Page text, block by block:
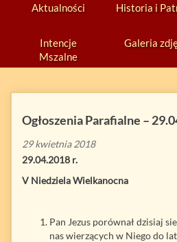
Aktualności Historia i
Intencje
Mszalne
Galeria
Ogłoszenia Parafialne –
29 kwietnia 2018
29.04.2018 r.
V Niedziela Wielkanocna
Pan Jezus porównał dzisiaj
nas wierzących w Niego do